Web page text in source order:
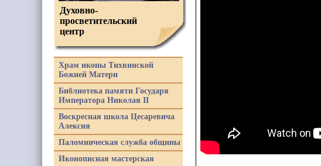
Духовно-
просветительский
центр
Храм иконы Тихвинской
Божией Матери
Библиотека памяти Государя
Императора Николая II
Воскресная школа Цесаревича
Алексия
Паломническая служба общины
Иконописная мастерская